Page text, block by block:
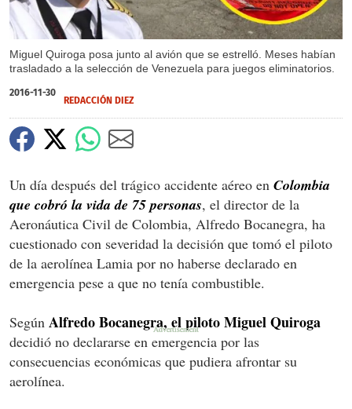
Miguel Quiroga posa junto al avión que se estrelló. Meses habían
trasladado a la selección de Venezuela para juegos eliminatorios.
2016-11-30
REDACCIÓN DIEZ
Un día después del trágico accidente aéreo en Colombia
que cobró la vida de 75 personas, el director de la
Aeronáutica Civil de Colombia, Alfredo Bocanegra, ha
cuestionado con severidad la decisión que tomó el piloto
de la aerolínea Lamia por no haberse declarado en
emergencia pese a que no tenía combustible.
Según Alfredo Bocanegra, el piloto Miguel Quiroga
decidió no declararse en emergencia por las
consecuencias económicas que pudiera afrontar su
aerolínea.